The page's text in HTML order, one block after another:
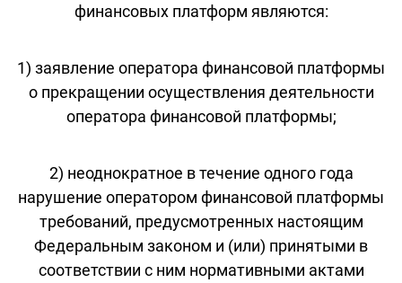
финансовых платформ являются:
1) заявление оператора финансовой платформы
о прекращении осуществления деятельности
оператора финансовой платформы;
2) неоднократное в течение одного года
нарушение оператором финансовой платформы
требований, предусмотренных настоящим
Федеральным законом и (или) принятыми в
соответствии с ним нормативными актами